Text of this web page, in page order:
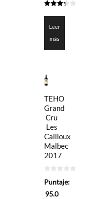
de 5
Leer
más
TEHO
Grand
Cru
Les
Cailloux
Malbec
2017
de
Puntaje:
95.0